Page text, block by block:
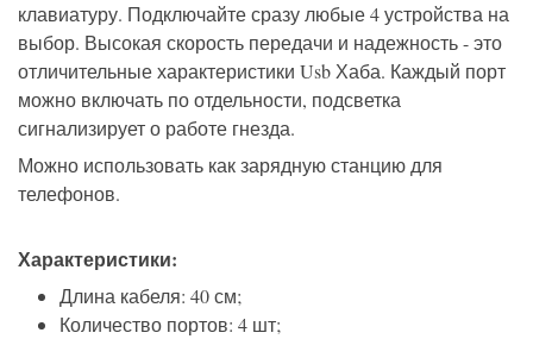
клавиатуру. Подключайте сразу любые 4 устройства на
выбор. Высокая скорость передачи и надежность - это
отличительные характеристики Usb Хаба. Каждый порт
можно включать по отдельности, подсветка
сигнализирует о работе гнезда.
Можно использовать как зарядную станцию для
телефонов.
Характеристики:
Длина кабеля: 40 см;
Количество портов: 4 шт;